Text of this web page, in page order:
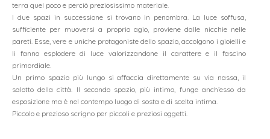
progetti
contatto
terra quel poco e perciò preziosissimo materiale.
I due spazi in successione si trovano in penombra. La luce soffusa,
sufficiente per muoversi a proprio agio, proviene dalle nicchie nelle
pareti. Esse, vere e uniche protagoniste dello spazio, accolgono i gioielli e
li fanno esplodere di luce valorizzandone il carattere e il fascino
primordiale.
Un primo spazio più lungo si affaccia direttamente su via nassa, il
salotto della città. Il secondo spazio, più intimo, funge anch’esso da
esposizione ma è nel contempo luogo di sosta e di scelta intima.
Piccolo e prezioso scrigno per piccoli e preziosi oggetti.